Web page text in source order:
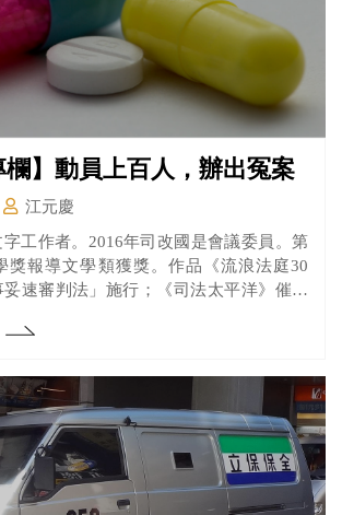
欄】動員上百人，辦出冤案
江元慶
工作者。2016年司改國是會議委員。第
獎報導文學類獲獎。作品《流浪法庭30
速審判法」施行；《司法太平洋》催生